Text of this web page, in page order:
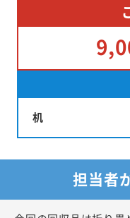
机
担当者